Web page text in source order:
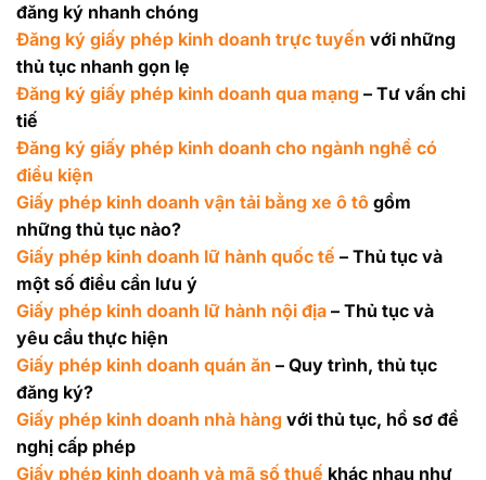
đăng ký nhanh chóng
Đăng ký giấy phép kinh doanh trực tuyến với những
thủ tục nhanh gọn lẹ
Đăng ký giấy phép kinh doanh qua mạng – Tư vấn chi
tiế
Đăng ký giấy phép kinh doanh cho ngành nghề có
điều kiện
Giấy phép kinh doanh vận tải bằng xe ô tô gồm
những thủ tục nào?
Giấy phép kinh doanh lữ hành quốc tế – Thủ tục và
một số điều cần lưu ý
Giấy phép kinh doanh lữ hành nội địa – Thủ tục và
yêu cầu thực hiện
Giấy phép kinh doanh quán ăn – Quy trình, thủ tục
đăng ký?
Giấy phép kinh doanh nhà hàng với thủ tục, hồ sơ đề
nghị cấp phép
Giấy phép kinh doanh và mã số thuế khác nhau như